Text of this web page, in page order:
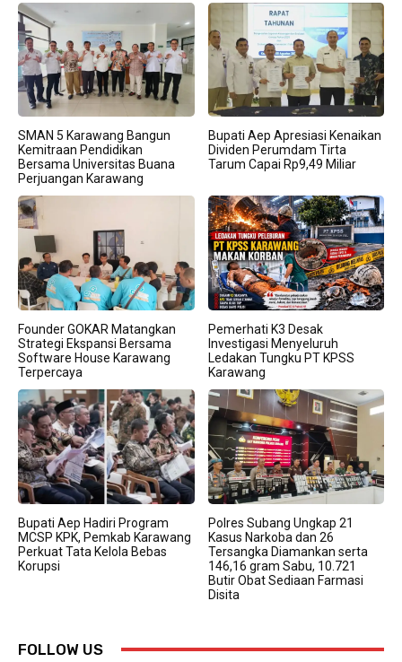
SMAN 5 Karawang Bangun
Kemitraan Pendidikan
Bersama Universitas Buana
Perjuangan Karawang
Bupati Aep Apresiasi Kenaikan
Dividen Perumdam Tirta
Tarum Capai Rp9,49 Miliar
Founder GOKAR Matangkan
Strategi Ekspansi Bersama
Software House Karawang
Terpercaya
Pemerhati K3 Desak
Investigasi Menyeluruh
Ledakan Tungku PT KPSS
Karawang
Bupati Aep Hadiri Program
MCSP KPK, Pemkab Karawang
Perkuat Tata Kelola Bebas
Korupsi
Polres Subang Ungkap 21
Kasus Narkoba dan 26
Tersangka Diamankan serta
146,16 gram Sabu, 10.721
Butir Obat Sediaan Farmasi
Disita
FOLLOW US